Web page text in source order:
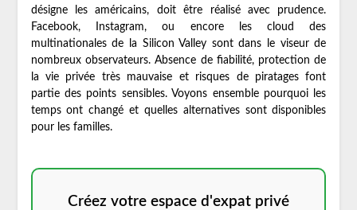
désigne les américains, doit être réalisé avec prudence.
Facebook, Instagram, ou encore les cloud des
multinationales de la Silicon Valley sont dans le viseur de
nombreux observateurs. Absence de fiabilité, protection de
la vie privée très mauvaise et risques de piratages font
partie des points sensibles. Voyons ensemble pourquoi les
temps ont changé et quelles alternatives sont disponibles
pour les familles.
Créez votre espace d'expat privé